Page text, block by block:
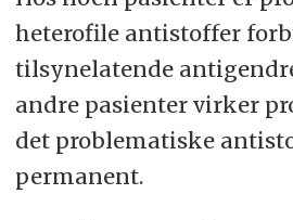
heterofile antistoffer
tilsynelatende
andre pasienter virker
det problematiske
permanent.